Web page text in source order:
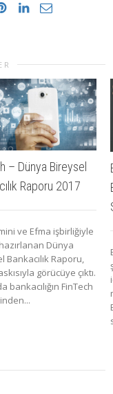
– Dünya Bireysel
Raporu 2017
ve Efma işbirliğiyle
Dünya
Bankacılık Raporu,
görücüye çıktı.
bankacılığın FinTech